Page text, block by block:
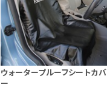
ウォータープルーフシートカバ
ー